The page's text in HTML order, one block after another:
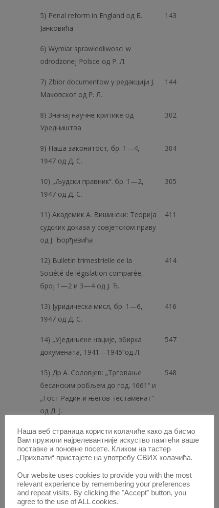
5) Penal reform in England од Б.
Јанковића
143
6) Wymiar sprawiedliwosci w
odrodzonej Polsce од P. Л.
7) Zbior documentow у редакцији J.
Маковског од P. Л.
144
8) Значај научне критике од
Уредништва
302
9) Наша законитост, бр. 1—4,
1947 од Д. С.
304
10) „Људски правник“. бр. 1—2,
1947 од Д. С.
305
11) Академик А. Вишински: Теорија
судских доказа у совјетском праву
од Ј. Ђорђевића
411
12) Bulletin trimestrielle de la
Société de législation comparée,
број 1—2 и 3—4 од J. Ђ.
414
13) Јуридическа мисл, бр. 1—6,
1947 од Д. С.
416
14) „Уједињене нације, збирка
докумената, 1941—1945“од Л.
547
15) Др А. Соловјев: „Трговање
бесанским робљем до год. 1661“ и
„Гост Радин и његов тестаменат“
од Д. Ј.
548
16) Др А. Гахс: „Хисторијски
развитак породице“ од др А.
Прокоп
548
17) А. П. Климов: „Суштина
совјетске трговине“ од Б. Н.
551
Наша веб страница користи колачиће како да бисмо
Вам пружили најрелевантније искуство памтећи ваше
поставке и поновне посете. Кликом на тастер
„Прихвати“ пристајете на употребу СВИХ колачића.
Our website uses cookies to provide you with the most
relevant experience by remembering your preferences
and repeat visits. By clicking the "Accept" button, you
agree to the use of ALL cookies.